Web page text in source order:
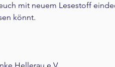
mit neuem Lesestoff
könnt.